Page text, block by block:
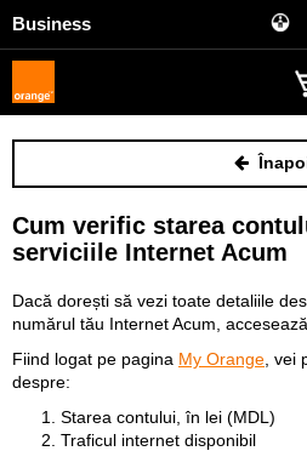
Business
Cum verific starea
serviciile Internet Acum
Dacă dorești să vezi toate detaliile
numărul tău Internet Acum, accesează
Fiind logat pe pagina My Orange ,
despre:
Starea contului, în lei (MDL)
Traficul internet disponibil